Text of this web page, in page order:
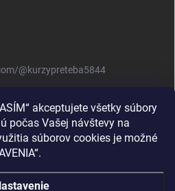
akceptujete všetky súbory
počas Vašej návštevy na
súborov cookies je možné
@kurzypreteba5844